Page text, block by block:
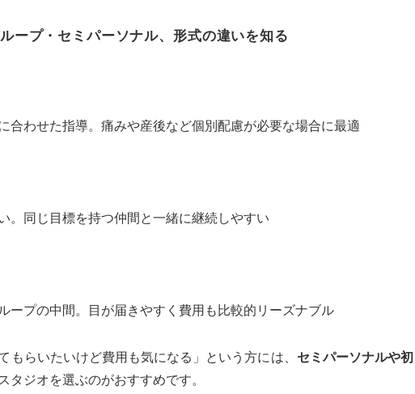
ープ・セミパーソナル、形式の違いを知る
合わせた指導。痛みや産後など個別配慮が必要な場合に最適
。同じ目標を持つ仲間と一緒に継続しやすい
ープの中間。目が届きやすく費用も比較的リーズナブル
もらいたいけど費用も気になる」という方には、 セミパーソナルや初
タジオを選ぶのがおすすめです。